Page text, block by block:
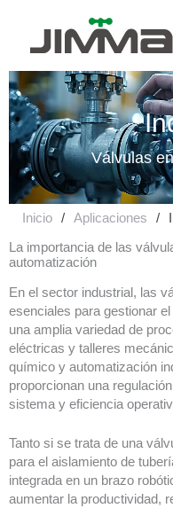
contenido
Válvulas
Inicio / Aplicaciones /
La importancia de las
automatización
En el sector industrial, las
esenciales para gestionar
una amplia variedad de
eléctricas y talleres
químico y automatización
proporcionan una
sistema y eficiencia
Tanto si se trata de una
para el aislamiento de
integrada en un brazo
aumentar la productividad,